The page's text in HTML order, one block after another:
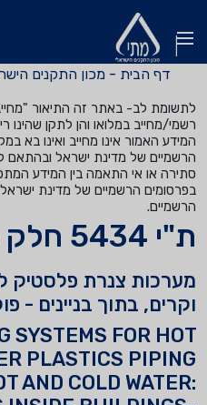
דף הבית - מכון התקנים
לתשומת לב- באתר זה התיאור
רשמי/מחייב במלואו והן לתקן
המידע האמור אינו מחייב ואינו בא
הרשמיים של מדינת ישראל ובהתאם
סתירה או אי התאמה בין המידע
בפרסומים הרשמיים של מדינת
הרשמיים.
ת"י 5434 חלק 3
מערכות צנרת פלסטיק
וקרים, בתוך בניינים -
SYSTEMS FOR HOT
PLASTICS PIPING
AND COLD WATER: